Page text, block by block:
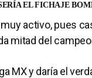
EL FICHAJE
activo, pues
mitad del
MX y daría el